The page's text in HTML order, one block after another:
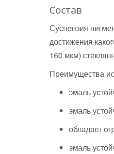
Состав
Суспензия
достижения
160 мкм)
Преимущества
эмаль
эмаль
обладает
эмаль